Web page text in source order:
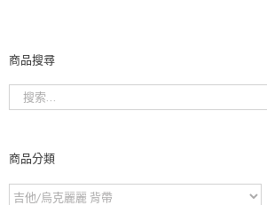
商品搜尋
商品分類